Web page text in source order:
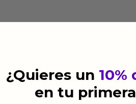
¿Quieres un 10%
en tu